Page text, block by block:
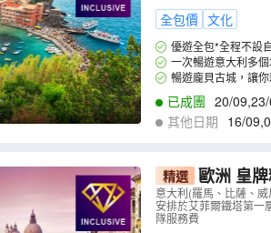
全包價 文化
優遊全包*全程不設
一次暢遊意大利多
暢遊龐貝古城，讓
已成團 20/09,
其他日期 16/09,
精選 歐洲 皇
意大利(羅馬、比薩、
安排於艾菲爾鐵塔第一
隊服務費